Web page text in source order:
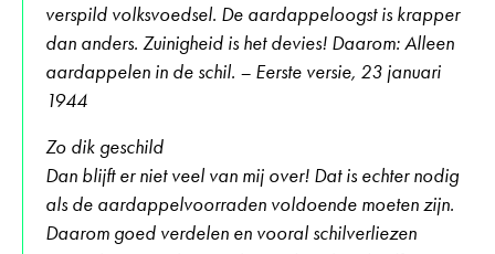
verspild volksvoedsel. De aardappeloogst is krapper
dan anders. Zuinigheid is het devies! Daarom: Alleen
aardappelen in de schil. – Eerste versie, 23 januari
1944
Zo dik geschild
Dan blijft er niet veel van mij over! Dat is echter nodig
als de aardappelvoorraden voldoende moeten zijn.
Daarom goed verdelen en vooral schilverliezen